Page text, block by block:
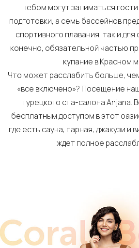
небом могут заниматься
подготовки, а семь бассейнов
спортивного плавания, так и для
конечно, обязательной частью
купание в Красном
Что может расслабить больше,
«все включено»? Посещение
турецкого спа-салона Anjana.
бесплатным доступом в этот
где есть сауна, парная, джакузи и
ждет полное